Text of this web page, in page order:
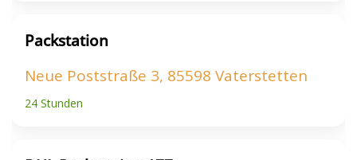
Packstation
Neue Poststraße 3, 85598 Vaterstetten
24 Stunden